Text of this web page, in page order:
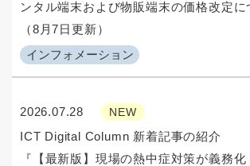
インフォメーション
ンタル端末および物販端末の価格改定に
（8月7日更新）
2026.07.28 NEW
ICT Digital Column 新着記事の紹介
『【最新版】現場の熱中症対策が義務